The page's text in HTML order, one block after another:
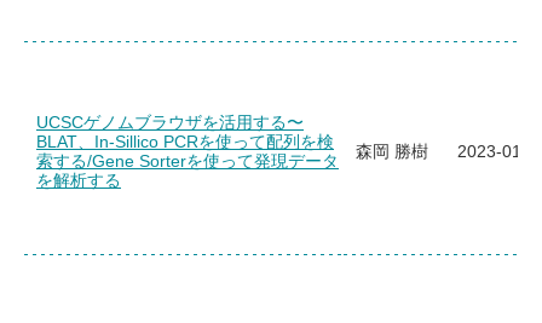
UCSCゲノムブラウザを活用する〜
BLAT、In-Sillico PCRを使って配列を検
索する/Gene Sorterを使って発現データ
を解析する
森岡 勝樹 2023-01-